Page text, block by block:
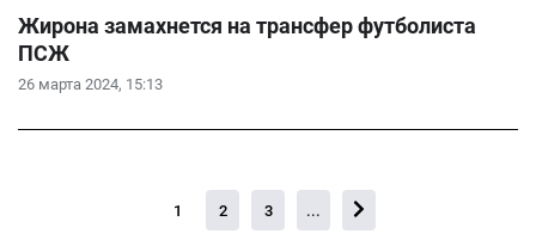
26 марта 2024, 15:13
Жирона замахнется на трансфер футболиста
ПСЖ
1 2 3 ...